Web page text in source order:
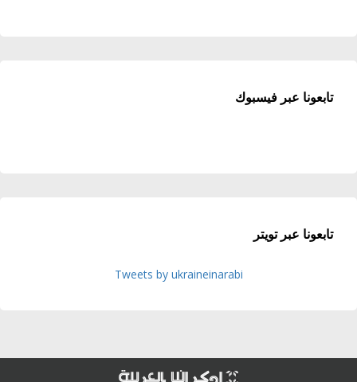
تابعونا عبر فيسبوك
تابعونا عبر تويتر
Tweets by ukraineinarabi